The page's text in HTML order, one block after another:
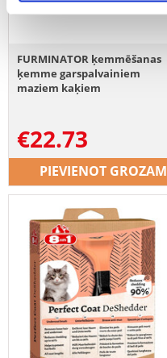
FURMINATOR ķemmēšanas
ķemme garspalvainiem
maziem kaķiem
€22.73
PIEVIENOT GROZAM